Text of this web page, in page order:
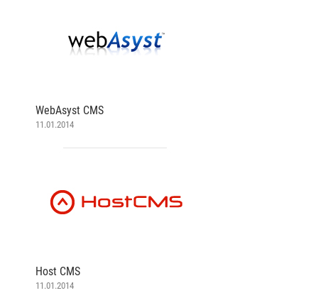
WebAsyst CMS
11.01.2014
Host CMS
11.01.2014